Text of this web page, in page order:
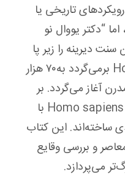
تاریخی یا
“دکتر یووال نو
دیرینه را زیر پا
می‌گذارد. کتاب Homo sapiens برمی‌گردد به‌۷۰ هزار
آغاز می‌گردد. بر
اساس متون آمده در این کتاب Homo sapiens با
ساخته‌اند. این کتاب
و بررسی وقایع
می‌پردازد.